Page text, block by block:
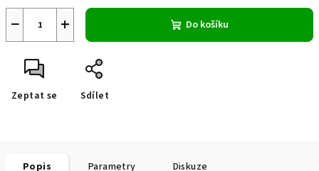
+
− Do košíku
Zeptat se Sdílet
Popis Parametry Diskuze